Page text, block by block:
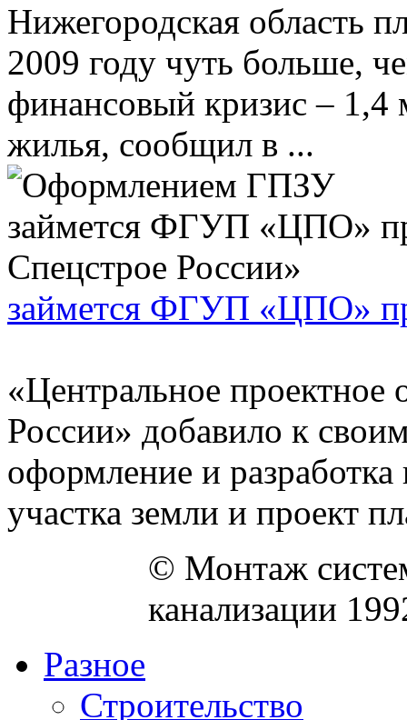
Нижегородская область
2009 году чуть больше,
финансовый кризис – 1,4
жилья, сообщил в ...
займется ФГУП «ЦПО»
«Центральное проектное
России» добавило к
оформление и разработка
участка земли и проект
© Монтаж
канализации
Разное
Строительство